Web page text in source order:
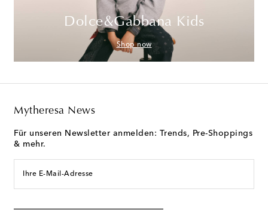
Dolce&Gabbana Kids
Shop now
Mytheresa News
Für unseren Newsletter anmelden: Trends, Pre-Shoppings
& mehr.
Ihre E-Mail-Adresse